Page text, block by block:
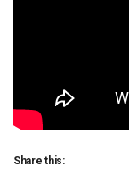
Share this: